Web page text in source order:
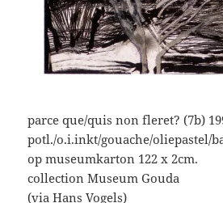
parce que/quis non fleret? (7b)
potl./o.i.inkt/gouache/oliepastel/
op museumkarton 122 x 2cm.
collection Museum Gouda
(via Hans Vogels)